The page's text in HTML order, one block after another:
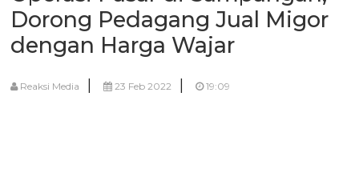
Dorong Pedagang Jual Migor
dengan Harga Wajar
Reaksi Media | 23 Feb 2022 | 19:09